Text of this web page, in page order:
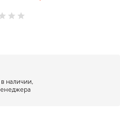
наличии,